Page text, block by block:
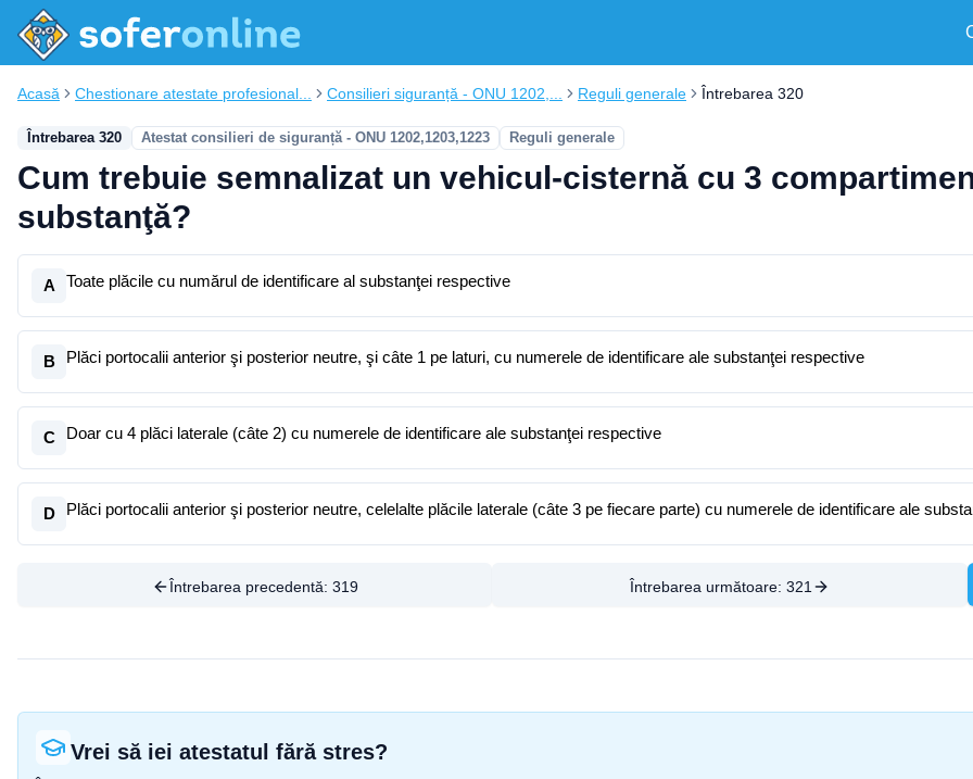
Acasă Chestionare atestate profesional... Consilieri siguranță - ONU 1202,... Reguli generale Întrebarea 320
Întrebarea 320 Atestat consilieri de siguranță - ONU 1202,1203,1223 Reguli generale
Cum trebuie semnalizat un vehicul-cisternă cu 3
substanţă?
A Toate plăcile cu numărul de identificare al substanţei respective
B Plăci portocalii anterior şi posterior neutre, şi câte 1 pe laturi, cu numerele de identificare ale substanţei respective
C Doar cu 4 plăci laterale (câte 2) cu numerele de identificare ale substanţei respective
D Plăci portocalii anterior şi posterior neutre, celelalte plăcile laterale (câte 3 pe fiecare parte) cu numerele de identificare ale
Întrebarea precedentă: 319 Întrebarea următoare: 321
Vrei să iei atestatul fără stres?